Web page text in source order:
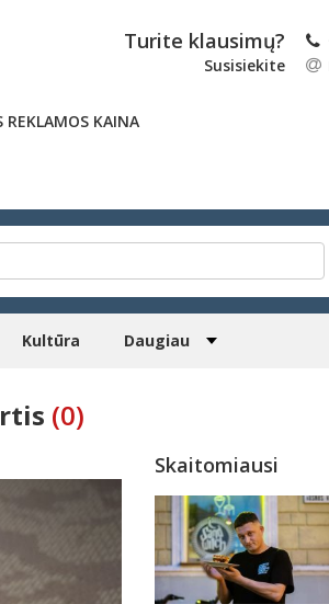
Turite klausimų?
Susisiekite
REKLAMOS KAINA
Kultūra Daugiau
(0)
Skaitomiausi